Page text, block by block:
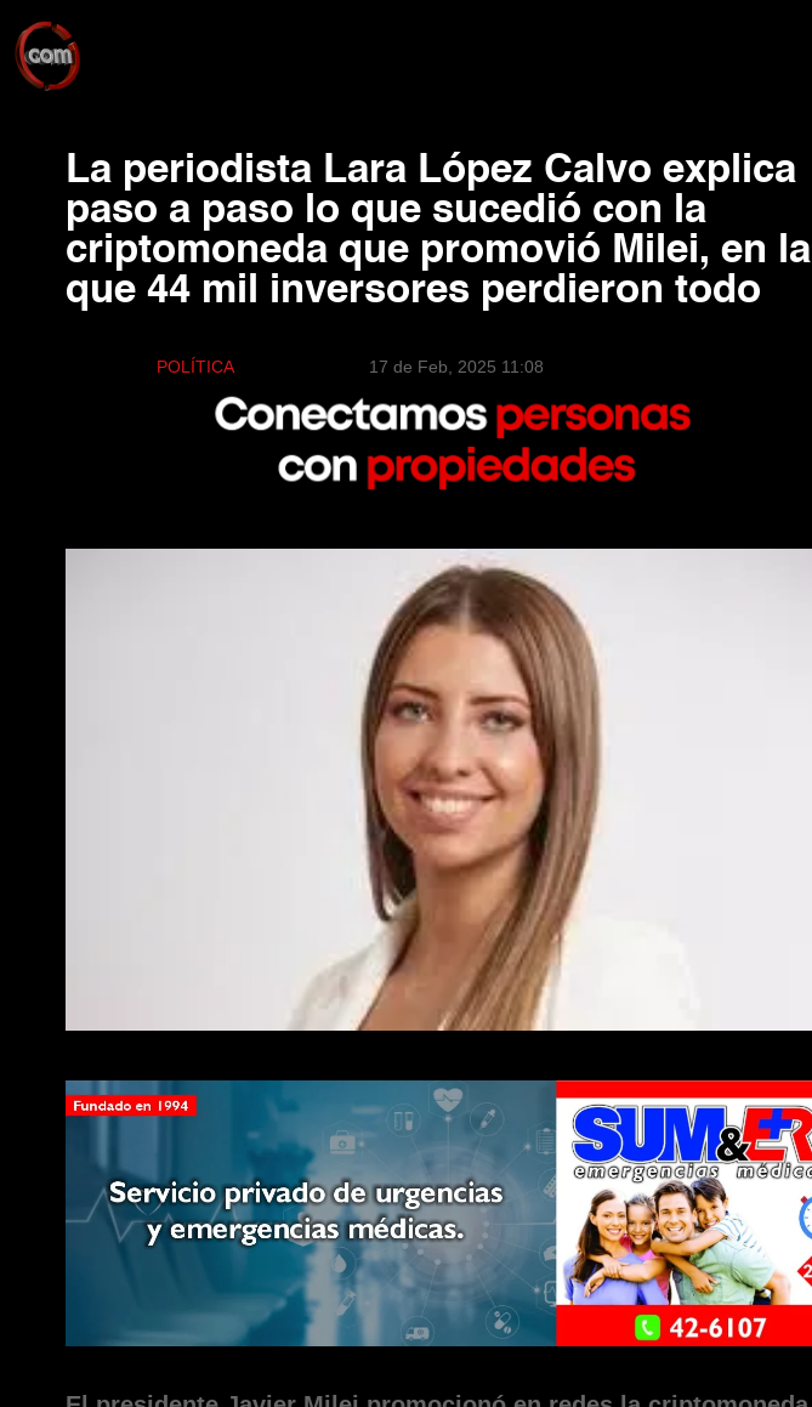
La periodista Lara López Calvo explica
paso a paso lo que sucedió con la
criptomoneda que promovió Milei, en la
que 44 mil inversores perdieron todo
POLÍTICA 17 de Feb, 2025 11:08